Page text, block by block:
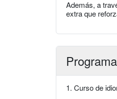
Además, a
extra que
Programa
1. Curso de